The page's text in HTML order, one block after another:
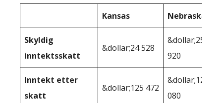
Kansas Nebraska
Skyldig
inntektsskatt
&dollar;24 528
&dollar;25
920
Inntekt etter
skatt
&dollar;125 472
&dollar;124
080